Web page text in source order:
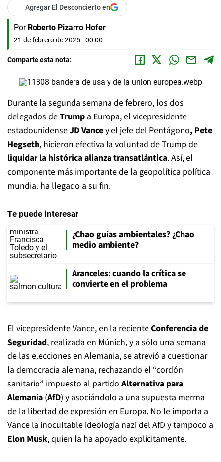
Agregar El Desconcierto en
Por Roberto Pizarro Hofer
21 de febrero de 2025 - 00:00
Comparte esta nota:
Durante la segunda semana de febrero, los dos
delegados deTrump a Europa, el vicepresidente
estadounidenseJD Vancey el jefe del Pentágono, Pete
Hegseth, hicieron efectiva la voluntad de Trump de
liquidar la histórica alianza transatlántica. Así, el
componente más importante de la geopolítica política
mundial ha llegado a su fin.
Te puede interesar
¿Chao guías ambientales? ¿Chao
medio ambiente?
Aranceles: cuando la crítica se
convierte en el problema
El vicepresidente Vance, en la recienteConferencia de
Seguridad, realizada en Múnich, y a sólo una semana
de las elecciones en Alemania, se atrevió a cuestionar
la democracia alemana, rechazando el “cordón
sanitario” impuesto al partido Alternativa para
Alemania (AfD) y asociándolo a una supuesta merma
de la libertad de expresión en Europa. No le importa a
Vance la inocultable ideología nazi del AfD y tampoco a
Elon Musk, quien la ha apoyado explícitamente.